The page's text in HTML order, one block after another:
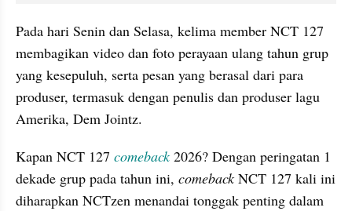
Pada hari Senin dan Selasa, kelima member NCT 127
membagikan video dan foto perayaan ulang tahun grup
yang kesepuluh, serta pesan yang berasal dari para
produser, termasuk dengan penulis dan produser lagu
Amerika, Dem Jointz.
Kapan NCT 127 comeback 2026? Dengan peringatan 1
dekade grup pada tahun ini, comeback NCT 127 kali ini
diharapkan NCTzen menandai tonggak penting dalam